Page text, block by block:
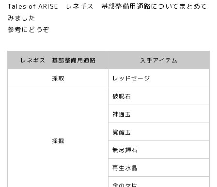
Tales of ARISE レネギス 基部整備用通路についてまとめて
みました
参考にどうぞ
レネギス 基部整備用通路 入手アイテム
採取 レッドセージ
採掘
破呪石
神通玉
覚醒玉
無尽輝石
再生水晶